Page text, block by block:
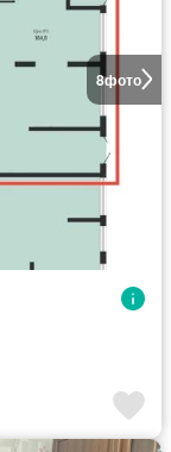
8фото